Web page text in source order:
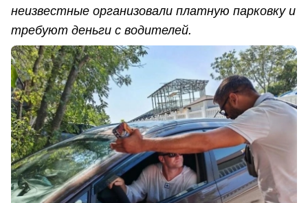
неизвестные организовали платную парковку и
требуют деньги с водителей.